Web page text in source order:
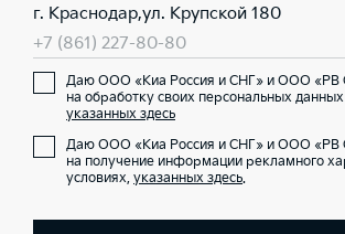
г. Краснодар,ул. Крупской 180
+7 (861) 227-80-80
Даю ООО «Киа Россия и СНГ» и ООО «РВ
на обработку своих персональных
указанных здесь
Даю ООО «Киа Россия и СНГ» и ООО «РВ
на получение информации рекламного
условиях, указанных здесь.